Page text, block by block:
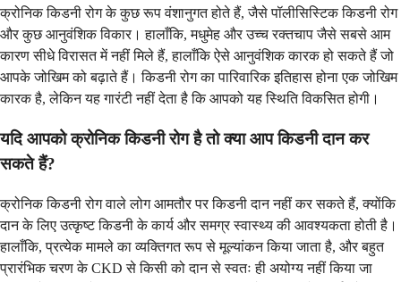
क्रोनिक किडनी रोग के कुछ रूप वंशानुगत होते हैं, जैसे पॉलीसिस्टिक किडनी रोग
और कुछ आनुवंशिक विकार। हालाँकि, मधुमेह और उच्च रक्तचाप जैसे सबसे आम
कारण सीधे विरासत में नहीं मिले हैं, हालाँकि ऐसे आनुवंशिक कारक हो सकते हैं जो
आपके जोखिम को बढ़ाते हैं। किडनी रोग का पारिवारिक इतिहास होना एक जोखिम
कारक है, लेकिन यह गारंटी नहीं देता है कि आपको यह स्थिति विकसित होगी।
यदि आपको क्रोनिक किडनी रोग है तो क्या आप किडनी दान कर
सकते हैं?
क्रोनिक किडनी रोग वाले लोग आमतौर पर किडनी दान नहीं कर सकते हैं, क्योंकि
दान के लिए उत्कृष्ट किडनी के कार्य और समग्र स्वास्थ्य की आवश्यकता होती है।
हालाँकि, प्रत्येक मामले का व्यक्तिगत रूप से मूल्यांकन किया जाता है, और बहुत
प्रारंभिक चरण के CKD से किसी को दान से स्वतः ही अयोग्य नहीं किया जा